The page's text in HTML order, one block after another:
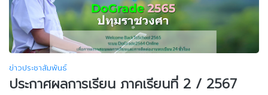
ข่าวประชาสัมพันธ์
ประกาศผลการเรียน ภาคเรียนที่ 2 / 2567